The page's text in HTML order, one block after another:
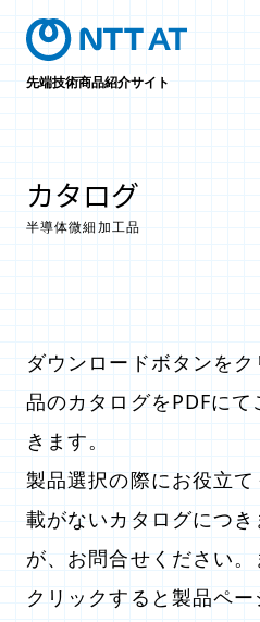
先端技術商品紹介サイト
カタログ
半導体微細加工品
ダウンロードボタンを
品のカタログをPDFに
きます。
製品選択の際にお役立
載がないカタログにつ
が、お問合せください
クリックすると製品ペ